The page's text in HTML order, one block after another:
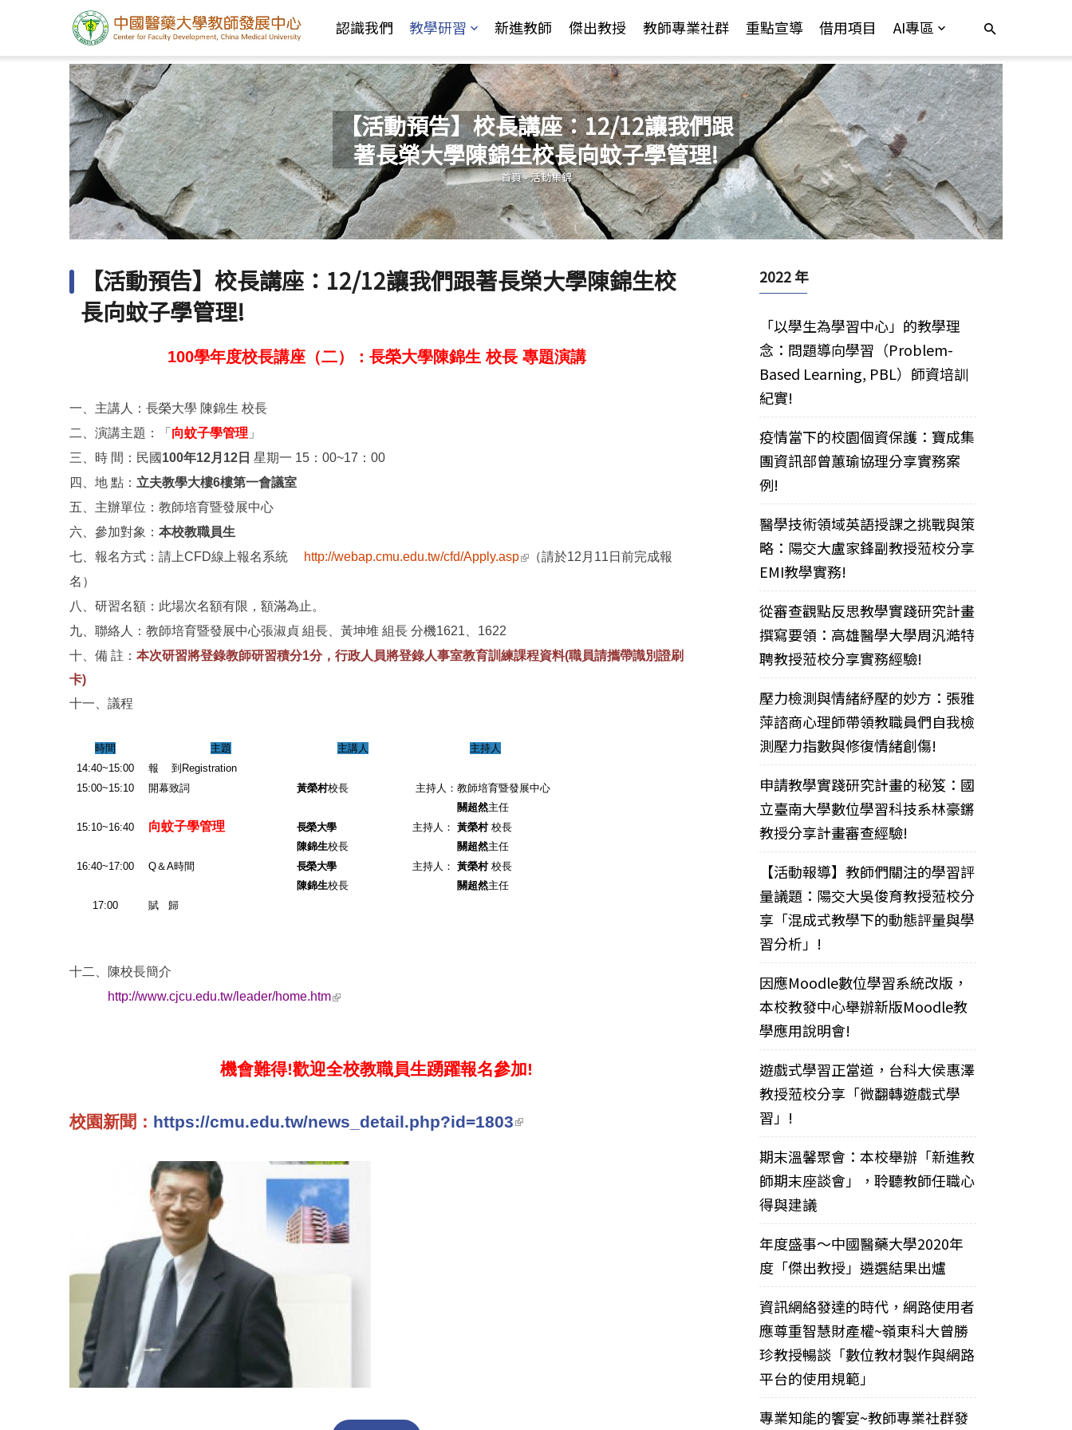
認識我們 教學研習 新進教師 傑出教授 教師專業社群 重點宣導 借用項目 AI專區
【活動預告】校長講座：12/12讓我們跟
著長榮大學陳錦生校長向蚊子學管理!
您在這裡
首頁-活動集錦
【活動預告】校長講座：12/12讓我們跟著長榮大學陳錦生校
長向蚊子學管理!
100學年度校長講座（二）：長榮大學陳錦生 校長專題演講
一、主講人：長榮大學 陳錦生 校長
二、演講主題：「 向蚊子學管理 」
三、時 間：民國 100年12月12日 星期一 15：00~17：00
四、地 點： 立夫教學大樓6樓第一會議室
五、主辦單位：教師培育暨發展中心
六、參加對象： 本校教職員生
七、報名方式：請上CFD線上報名系統
http://webap.cmu.edu.tw/cfd/Apply.asp (link is external)
（請於12月11日前完成報
名）
八、研習名額：此場次名額有限，額滿為止。
九、聯絡人：教師培育暨發展中心張淑貞 組長、黃坤堆 組長 分機1621、1622
十、備 註： 本次研習將登錄教師研習積分1分，行政人員將登錄人事室教育訓練課程資料(職員請攜帶識別證刷
卡)
十一、議程
時間 主題 主講人
主持人
14:40~15:00
報 到 Registration
15:00~15:10
開幕致詞 黃榮村校長 主持人： 教師培育暨發展中心
關超然主任
15:10~16:40
向蚊子學管理
長榮大學
陳錦生校長
主持人： 黃榮村校長
關超然主任
16:40~17:00
Q＆A時間
長榮大學
陳錦生校長
主持人： 黃榮村校長
關超然主任
17:00
賦 歸
十二、陳校長簡介
http://www.cjcu.edu.tw/leader/home.htm (link is external)
機會難得!歡迎全校教職員生踴躍報名參加!
校園新聞： https://cmu.edu.tw/news_detail.php?id=1803(link is external)
2022 年
「以學生為學習中心」的教學理
念：問題導向學習（Problem-
Based Learning, PBL）師資培訓
紀實!
疫情當下的校園個資保護：寶成集
團資訊部曾蕙瑜協理分享實務案
例!
醫學技術領域英語授課之挑戰與策
略：陽交大盧家鋒副教授蒞校分享
EMI教學實務!
從審查觀點反思教學實踐研究計畫
撰寫要領：高雄醫學大學周汎澔特
聘教授蒞校分享實務經驗!
壓力檢測與情緒紓壓的妙方：張雅
萍諮商心理師帶領教職員們自我檢
測壓力指數與修復情緒創傷!
申請教學實踐研究計畫的秘笈：國
立臺南大學數位學習科技系林豪鏘
教授分享計畫審查經驗!
【活動報導】教師們關注的學習評
量議題：陽交大吳俊育教授蒞校分
享「混成式教學下的動態評量與學
習分析」!
因應Moodle數位學習系統改版，
本校教發中心舉辦新版Moodle教
學應用說明會!
遊戲式學習正當道，台科大侯惠澤
教授蒞校分享「微翻轉遊戲式學
習」!
期末溫馨聚會：本校舉辦「新進教
師期末座談會」，聆聽教師任職心
得與建議
年度盛事～中國醫藥大學2020年
度「傑出教授」遴選結果出爐
資訊網絡發達的時代，網路使用者
應尊重智慧財產權~嶺東科大曾勝
珍教授暢談「數位教材製作與網路
平台的使用規範」
專業知能的饗宴~教師專業社群發